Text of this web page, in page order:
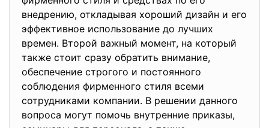
внедрению, откладывая хороший дизайн и его
эффективное использование до лучших
времен. Второй важный момент, на который
также стоит сразу обратить внимание,
обеспечение строгого и постоянного
соблюдения фирменного стиля всеми
сотрудниками компании. В решении данного
вопроса могут помочь внутренние приказы,